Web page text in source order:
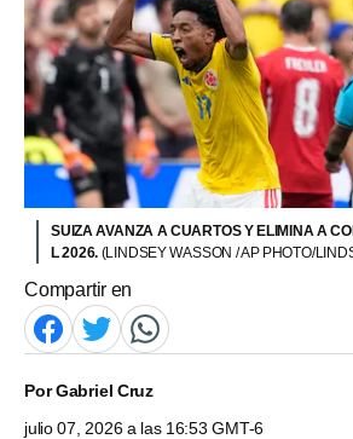
SUIZA AVANZA A CUARTOS Y ELIMINA A
L 2026. (LINDSEY WASSON / AP PHOTO/
Compartir en
PorGabriel Cruz
julio 07, 2026 a las 16:53 GMT-6